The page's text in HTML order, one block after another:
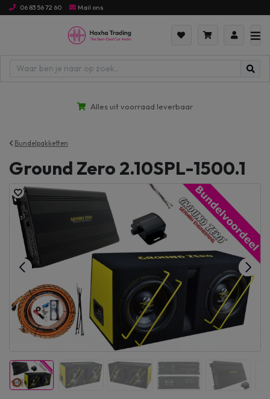
06 83 56 72 60 Mail ons
Alles uit voorraad leverbaar
Bundelpakketten
Ground Zero 2.10SPL-1500.1